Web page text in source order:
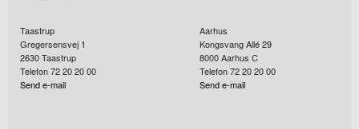
Taastrup
Gregersensvej 1
2630Taastrup
Telefon 72 20 20 00
Send e-mail
Aarhus
Kongsvang Allé 29
8000Aarhus C
Telefon 72 20 20 00
Send e-mail